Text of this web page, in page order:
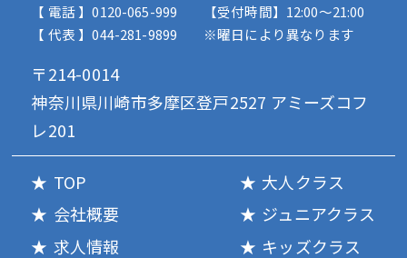
【 電話 】0120-065-999
【 代表 】044-281-9899
【受付時間】12:00〜21:00
※曜日により異なります
〒214-0014
神奈川県川崎市多摩区登戸2527 アミーズコフ
レ201
TOP
会社概要
求人情報
大人クラス
ジュニアクラス
キッズクラス